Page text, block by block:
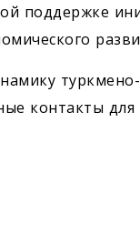
поддержке
контакты